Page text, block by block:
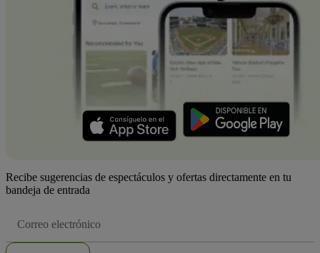
Recibe sugerencias de espectáculos y ofertas directamente en tu
bandeja de entrada
de